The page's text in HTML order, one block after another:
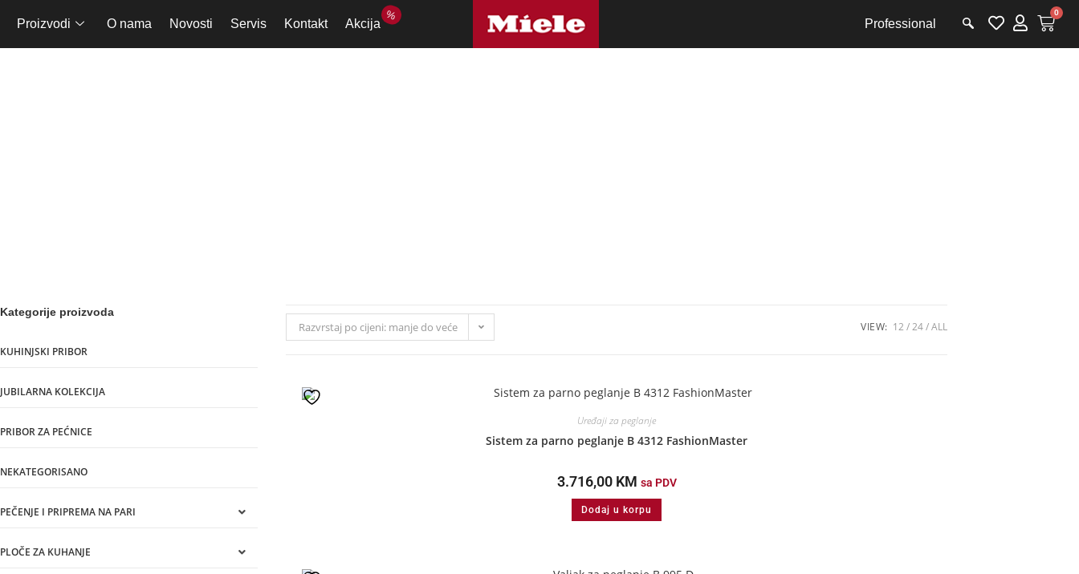
Proizvodi O nama Novosti Servis Kontakt Akcija
%
Professional
0
Kategorije proizvoda
KUHINJSKI PRIBOR
JUBILARNA KOLEKCIJA
PRIBOR ZA PEĆNICE
NEKATEGORISANO
PEČENJE I PRIPREMA NA PARI
PLOČE ZA KUHANJE
Razvrstaj po cijeni: manje do veće VIEW: 12 24 ALL
Uređaji za peglanje
Sistem za parno peglanje B 4312 FashionMaster
3.716,00 KM sa PDV
Dodaj u korpu